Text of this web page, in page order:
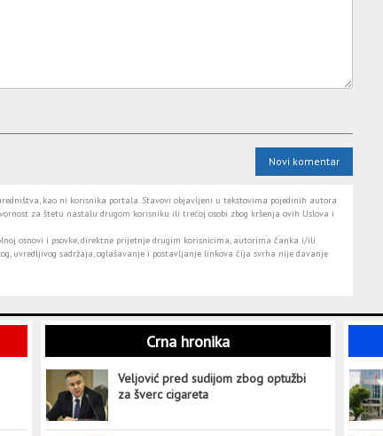
Novi komentar
kao ni korisnika portala. Stavovi objavljeni u tekstovima pojedinih autora
za štetu nastalu drugom korisniku ili trećoj osobi zbog kršenja ovih Uslova i
osnovi i psovke, direktne prijetnje drugim korisnicima, autorima čanka i/ili
uvredljivog sadržaja, oglašavanje i postavljanje linkova čija svrha nije davanje
Crna hronika
Veljović pred sudijom zbog optužbi
za šverc cigareta